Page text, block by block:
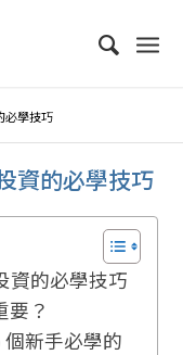
必學技巧
資的必學技巧
資的必學技巧
要？
新手必學的